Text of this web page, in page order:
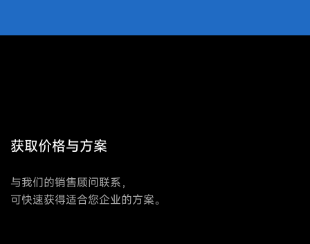
获取价格与方案
与我们的销售顾问联系，
可快速获得适合您企业的方案。